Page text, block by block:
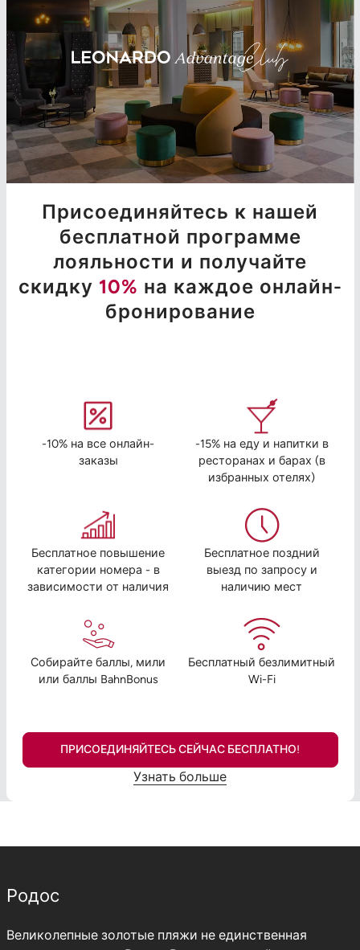
Присоединяйтесь к нашей
бесплатной программе
лояльности и получайте
скидку 10% на каждое онлайн-
бронирование
-10% на все онлайн-
заказы
-15% на еду и напитки в
ресторанах и барах (в
избранных отелях)
Бесплатное повышение
категории номера - в
зависимости от наличия
Бесплатное поздний
выезд по запросу и
наличию мест
Собирайте баллы, мили
или баллы BahnBonus
Бесплатный безлимитный
Wi-Fi
ПРИСОЕДИНЯЙТЕСЬ СЕЙЧАС БЕСПЛАТНО!
Узнать больше
Родос
Великолепные золотые пляжи не единственная